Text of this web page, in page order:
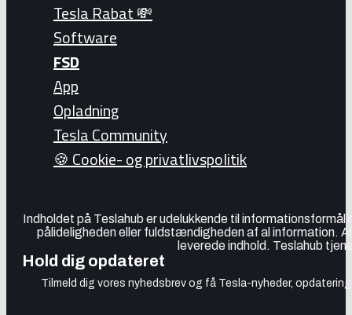
Tesla Rabat 💸
Software
FSD
App
Opladning
Tesla Community
🍪 Cookie- og privatlivspolitik
Indholdet på Teslahub er udelukkende til
pålideligheden eller fuldstændigheden af al information.
leverede indhold. Teslahub
Hold dig opdateret
Tilmeld dig vores nyhedsbrev og få Tesla-nyheder,